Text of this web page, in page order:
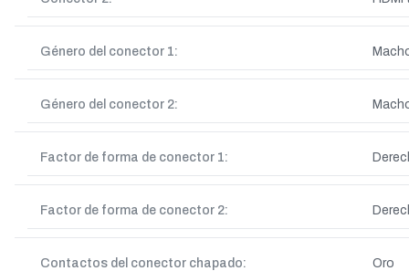
Género del conector 1:
Género del conector 2:
Factor de forma de conector 1:
Factor de forma de conector 2:
Contactos del conector chapado: Oro